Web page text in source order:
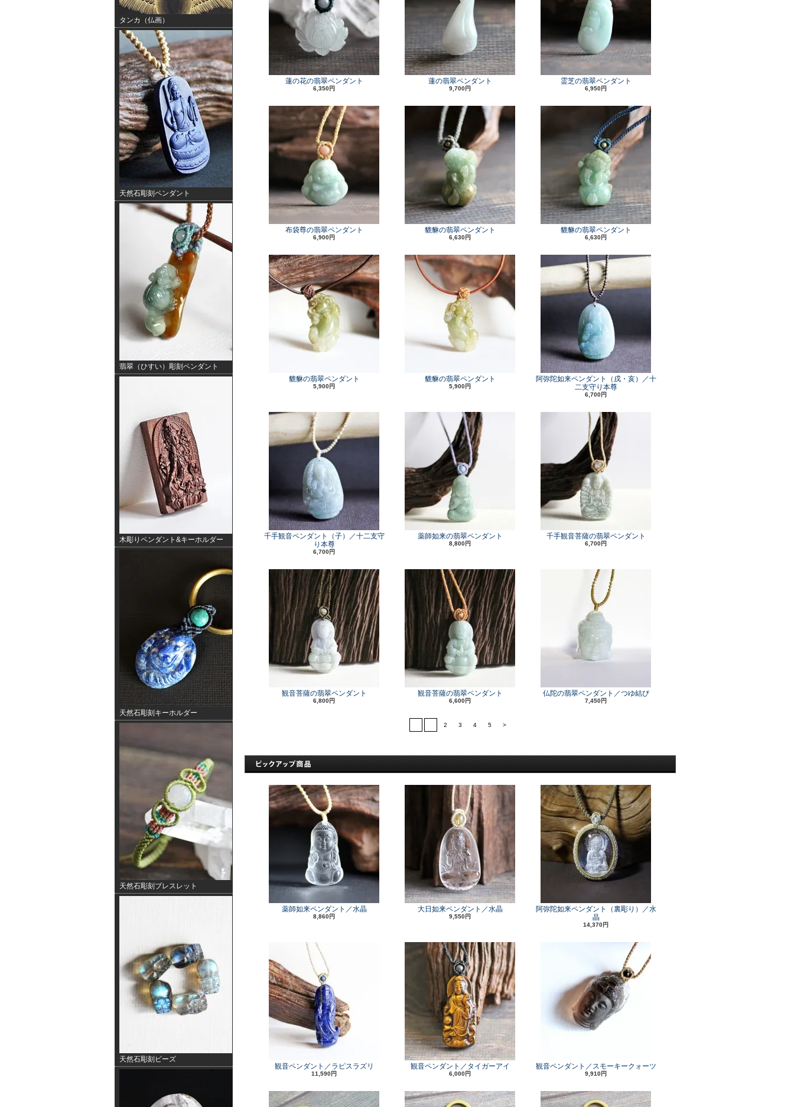
タンカ（仏画）
天然石彫刻ペンダント
翡翠（ひすい）彫刻ペンダント
木彫りペンダント&キーホルダー
天然石彫刻キーホルダー
天然石彫刻ブレスレット
天然石彫刻ビーズ
蓮の花の翡翠ペンダント
6,350円
蓮の翡翠ペンダント
9,700円
霊芝の翡翠ペンダント
6,950円
布袋尊の翡翠ペンダント
6,900円
貔貅の翡翠ペンダント
6,630円
貔貅の翡翠ペンダント
6,630円
貔貅の翡翠ペンダント
5,900円
貔貅の翡翠ペンダント
5,900円
阿弥陀如来ペンダント（戌・亥）／十
二支守り本尊
6,700円
千手観音ペンダント（子）／十二支守
り本尊
6,700円
薬師如来の翡翠ペンダント
8,800円
千手観音菩薩の翡翠ペンダント
6,700円
観音菩薩の翡翠ペンダント
6,800円
観音菩薩の翡翠ペンダント
6,600円
仏陀の翡翠ペンダント／つゆ結び
7,450円
2 3 4 5 >
薬師如来ペンダント／水晶
8,860円
大日如来ペンダント／水晶
9,550円
阿弥陀如来ペンダント（裏彫り）／水
晶
14,370円
観音ペンダント／ラピスラズリ
11,590円
観音ペンダント／タイガーアイ
6,000円
観音ペンダント／スモーキークォーツ
9,910円